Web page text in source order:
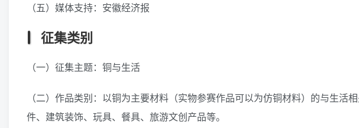
（五）媒体支持：安徽经济报
征集类别
（一）征集主题：铜与生活
（二）作品类别：以铜为主要材料（实物参赛作品可以为仿铜材料）的与生活
件、建筑装饰、玩具、餐具、旅游文创产品等。